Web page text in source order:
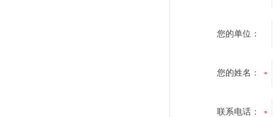
您的单位：
您的姓名：
联系电话：